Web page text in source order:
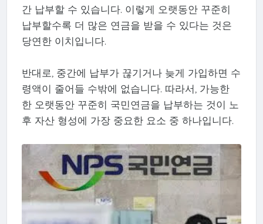
간 납부할 수 있습니다. 이렇게 오랫동안 꾸준히
납부할수록 더 많은 연금을 받을 수 있다는 것은
당연한 이치입니다.
반대로, 중간에 납부가 끊기거나 늦게 가입하면 수
령액이 줄어들 수밖에 없습니다. 따라서, 가능한
한 오랫동안 꾸준히 국민연금을 납부하는 것이 노
후 자산 형성에 가장 중요한 요소 중 하나입니다.